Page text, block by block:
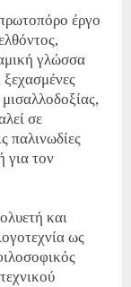
έργο
γλώσσα
σε
παλινωδίες
για τον
και
ως